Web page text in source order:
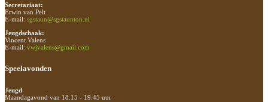
Secretariaat:
Erwin van Pelt
E-mail: sgstaun@sgstaunton.nl
Jeugdschaak:
Vincent Valens
E-mail: vwjvalens@gmail.com
Speelavonden
Jeugd
Maandagavond van 18.15 - 19.45 uur